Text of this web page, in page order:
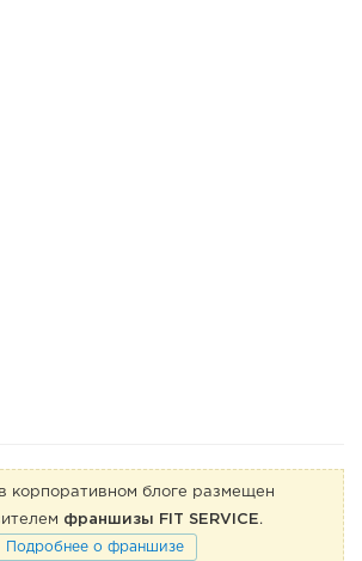
корпоративном блоге размещен
франшизы FIT SERVICE.
Подробнее о франшизе